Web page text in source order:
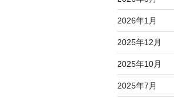
2026年1月
2025年12月
2025年10月
2025年7月